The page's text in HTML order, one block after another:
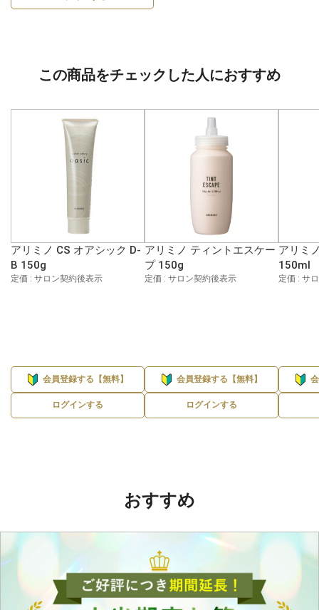
この商品をチェックした人におすすめ
アリミノ CS オアシック D-
B 150g
定価 : サロン契約後表示
会員登録する【無料】
ログインする
アリミノ ティントエスケー
プ 150g
定価 : サロン契約後表示
会員登録する【無料】
ログインする
アリミ
150ml
定価 : サ
おすすめ